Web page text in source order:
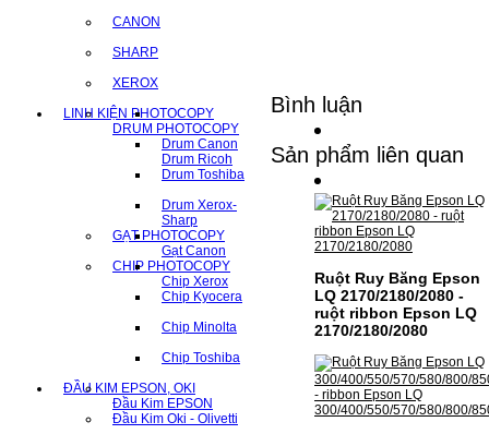
CANON
SHARP
XEROX
LINH KIỆN PHOTOCOPY
DRUM PHOTOCOPY
Drum Canon
Drum Ricoh
Drum Toshiba
Drum Xerox-
Sharp
GẠT PHOTOCOPY
Gạt Canon
CHIP PHOTOCOPY
Chip Xerox
Chip Kyocera
Chip Minolta
Chip Toshiba
ĐẦU KIM EPSON, OKI
Đầu Kim EPSON
Đầu Kim Oki - Olivetti
Bình luận
Sản phẩm liên quan
Ruột Ruy Băng Epson
LQ 2170/2180/2080 -
ruột ribbon Epson LQ
2170/2180/2080